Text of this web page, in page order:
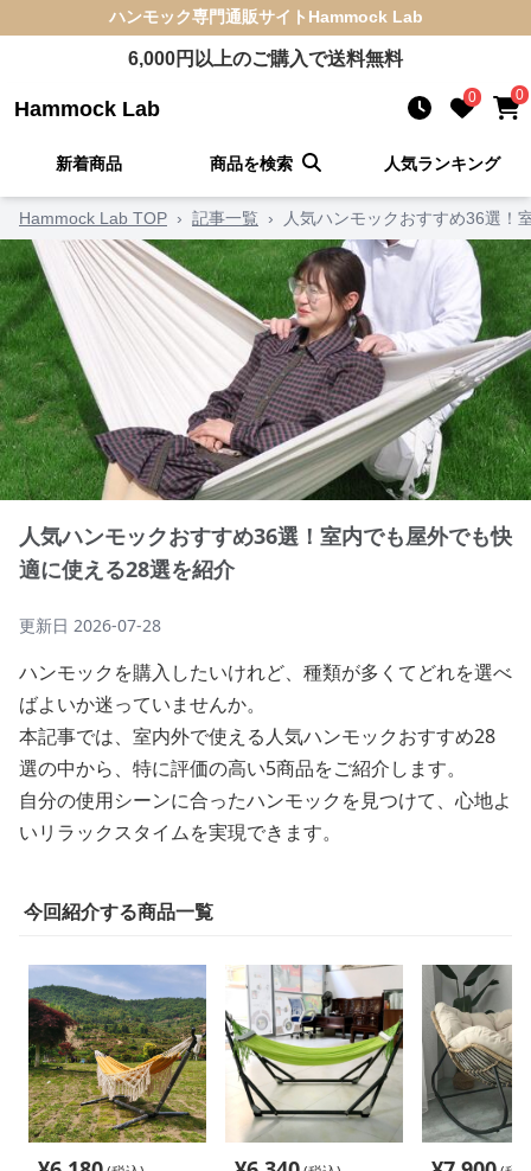
ハンモック専門通販サイト Hammock Lab
6,000円以上のご購入で送料無料
Hammock Lab 0 0
新着商品 商品を検索 人気ランキング
Hammock Lab TOP › 記事一覧 › 人気ハンモックおすすめ36選！
人気ハンモックおすすめ36選！室内でも屋外でも快
適に使える28選を紹介
更新日 2026-07-28
ハンモックを購入したいけれど、種類が多くてどれを選べ
ばよいか迷っていませんか。
本記事では、室内外で使える人気ハンモックおすすめ28
選の中から、特に評価の高い5商品をご紹介します。
自分の使用シーンに合ったハンモックを見つけて、心地よ
いリラックスタイムを実現できます。
今回紹介する商品一覧